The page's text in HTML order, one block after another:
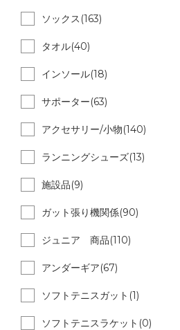
ソックス(163)
タオル(40)
インソール(18)
サポーター(63)
アクセサリー/小物(140)
ランニングシューズ(13)
施設品(9)
ガット張り機関係(90)
ジュニア 商品(110)
アンダーギア(67)
ソフトテニスガット(1)
ソフトテニスラケット(0)